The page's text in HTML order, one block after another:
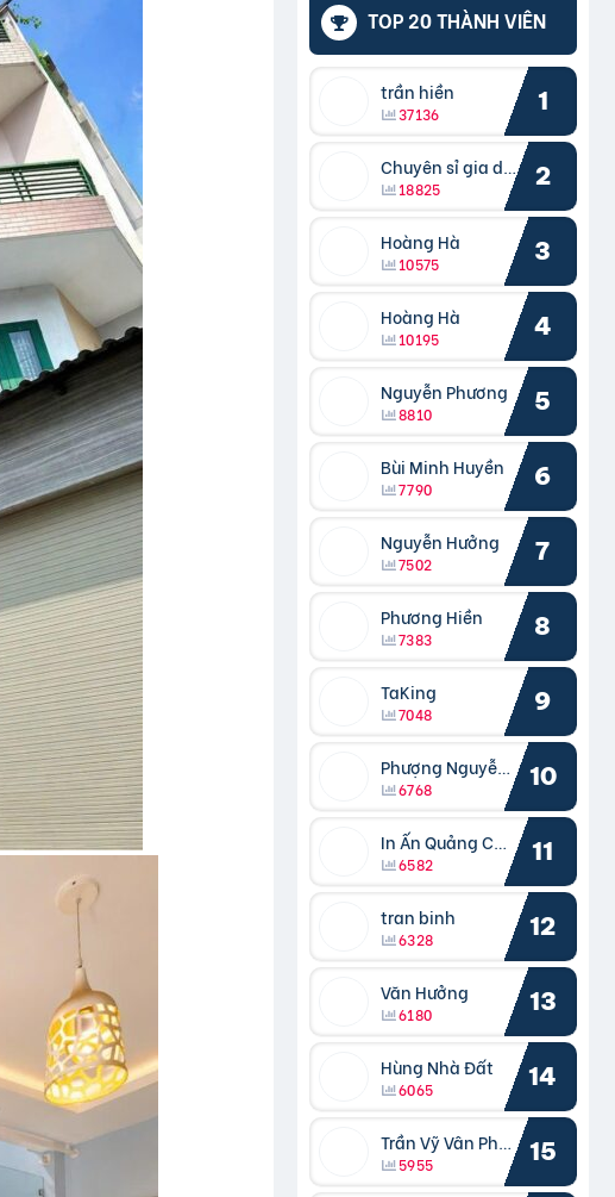
TOP 20 THÀNH VIÊN
trần hiền
37136 1
Chuyên sỉ gia dụng
18825 2
Hoàng Hà
10575 3
Hoàng Hà
10195 4
Nguyễn Phương
8810 5
Bùi Minh Huyền
7790 6
Nguyễn Hưởng
7502 7
Phương Hiền
7383 8
TaKing
7048 9
Phượng Nguyễn Phượng
6768 10
In Ấn Quảng Cáo Cần Thơ
6582 11
tran binh
6328 12
Văn Hưởng
6180 13
Hùng Nhà Đất
6065 14
Trần Vỹ Vân Phong
5955 15